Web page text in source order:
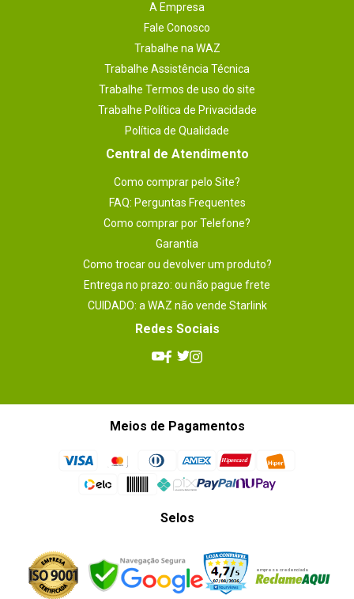
A Empresa
Fale Conosco
Trabalhe na WAZ
Trabalhe Assistência Técnica
Trabalhe Termos de uso do site
Trabalhe Política de Privacidade
Política de Qualidade
Central de Atendimento
Como comprar pelo Site?
FAQ: Perguntas Frequentes
Como comprar por Telefone?
Garantia
Como trocar ou devolver um produto?
Entrega no prazo: ou não pague frete
CUIDADO: a WAZ não vende Starlink
Redes Sociais
Meios de Pagamentos
Selos